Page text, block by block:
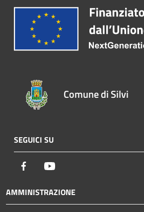
Comune di Silvi
SEGUICI SU
Facebook
AMMINISTRAZIONE